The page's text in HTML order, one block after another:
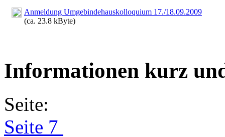
Anmeldung Umgebindehauskolloquium 17./18.09.2009
(ca. 23.8 kByte)
Informationen kurz
Seite:
Seite 7